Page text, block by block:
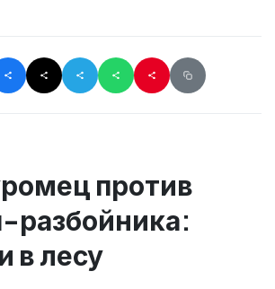
против
разбойника:
в лесу